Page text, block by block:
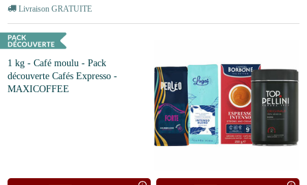
Livraison GRATUITE
1 kg - Café moulu - Pack
découverte Cafés Expresso -
MAXICOFFEE